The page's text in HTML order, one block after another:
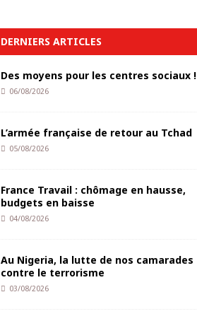
DERNIERS ARTICLES
Des moyens pour les centres sociaux !
06/08/2026
L’armée française de retour au Tchad
05/08/2026
France Travail : chômage en hausse,
budgets en baisse
04/08/2026
Au Nigeria, la lutte de nos camarades
contre le terrorisme
03/08/2026